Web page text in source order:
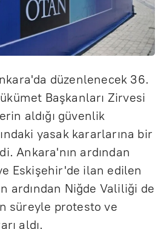
düzenlenecek 36.
Başkanları Zirvesi
aldığı güvenlik
yasak kararlarına bir
Ankara'nın ardından
Eskişehir'de ilan edilen
ardından Niğde Valiliği de
süreyle protesto ve
aldı.